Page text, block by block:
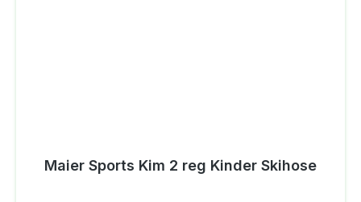
Maier Sports Kim 2 reg Kinder Skihose